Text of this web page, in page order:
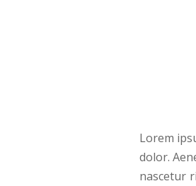
Lorem
dolor.
nascetur